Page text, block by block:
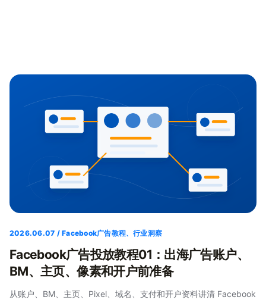
2026.06.07 / Facebook广告教程、行业洞察
Facebook广告投放教程01：出海广告账户、
BM、主页、像素和开户前准备
从账户、BM、主页、Pixel、域名、支付和开户资料讲清 Facebook